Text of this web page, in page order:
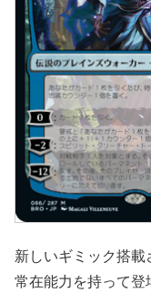
新しいギミック搭
常在能力を持って登